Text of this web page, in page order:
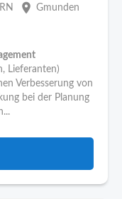
place Gmunden
Lieferanten)
Verbesserung von
bei der Planung